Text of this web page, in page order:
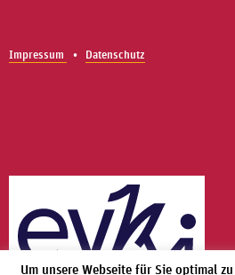
Impressum Datenschutz
Um unsere Webseite für Sie optimal